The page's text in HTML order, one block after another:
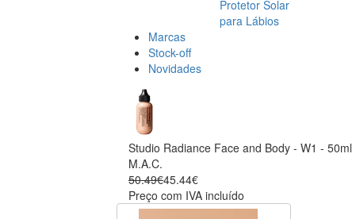
Protetor Solar
para Lábios
Marcas
Stock-off
Novidades
Studio Radiance Face and Body - W1 - 50ml
M.A.C.
50.49€45.44€
Preço com IVA incluído